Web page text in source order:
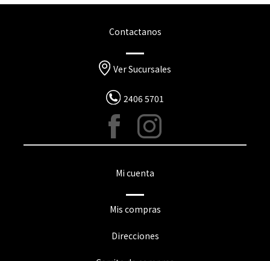
Contactanos
Ver Sucursales
2406 5701
Mi cuenta
Mis compras
Direcciones